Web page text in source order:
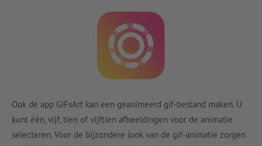
Ook de app GIFsArt kan een geanimeerd gif-bestand maken. U
kunt één, vijf, tien of vijftien afbeeldingen voor de animatie
selecteren. Voor de bijzondere look van de gif-animatie zorgen